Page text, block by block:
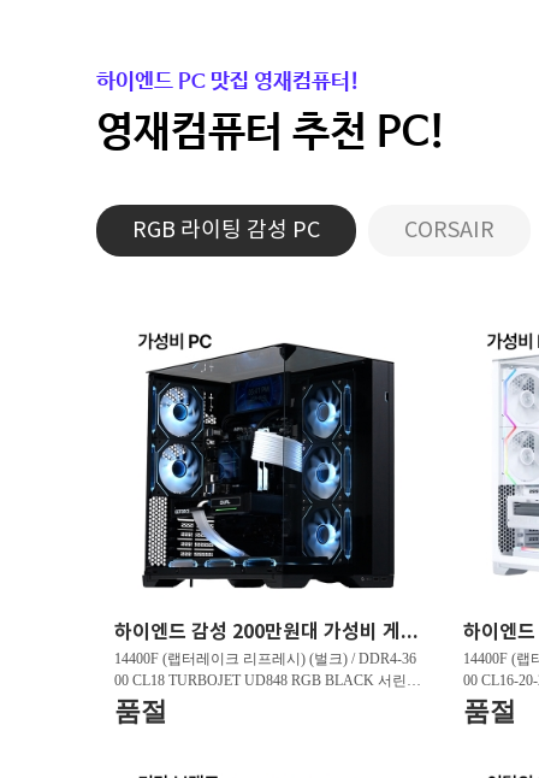
하이엔드 PC 맛집 영재컴퓨터!
영재컴퓨터 추천 PC!
RGB 라이팅 감성 PC CORSAIR
하이엔드 감성 200만원대 가성비 게이밍PC HY263 FHD 리그오브레전드 200 프레임 , 발로란트 240 프레임 , 배틀그라운드 150 프레임
14400F (랩터레이크 리프레시) (벌크) / DDR4-36
00 CL18 TURBOJET UD848 RGB BLACK 서린 (3
2GB(16Gx2)) / B760M DS3H D4 제이씨현 / 지포
스 RTX 5060 DUAL OC D7 8GB 이엠텍 / T500 M.
품절
14400F (랩
00 CL16-
5060
품절